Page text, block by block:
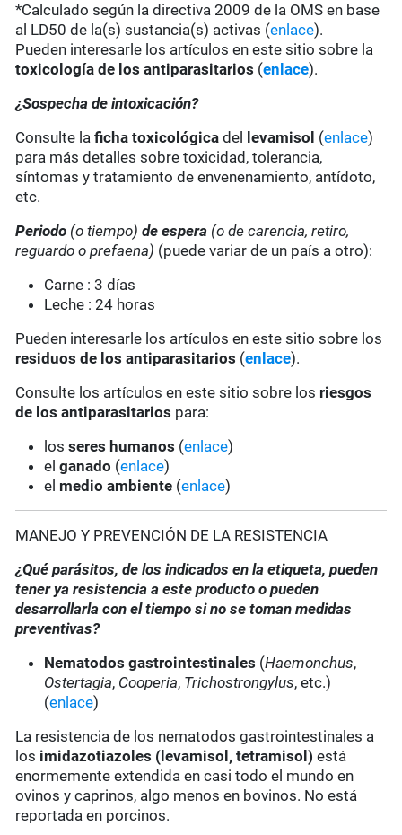
*Calculado según la directiva 2009 de la OMS en base
al LD50 de la(s) sustancia(s) activas (enlace).
Pueden interesarle los artículos en este sitio sobre la
toxicología de los antiparasitarios (enlace).
¿Sospecha de intoxicación?
Consulte laficha toxicológica del levamisol (enlace)
para más detalles sobre toxicidad, tolerancia,
síntomas y tratamiento de envenenamiento, antídoto,
etc.
Periodo (o tiempo)de espera (o de carencia, retiro,
reguardo o prefaena) (puede variar de un país a otro):
Carne : 3 días
Leche : 24 horas
Pueden interesarle los artículos en este sitio sobre los
residuos de los antiparasitarios (enlace).
Consulte los artículos en este sitio sobre los riesgos
de los antiparasitarios para:
losseres humanos (enlace)
elganado (enlace)
el medio ambiente (enlace)
MANEJO Y PREVENCIÓN DE LA RESISTENCIA
¿Qué parásitos, de los indicados en la etiqueta, pueden
tener ya resistencia a este producto o pueden
desarrollarla con el tiempo si no se toman medidas
preventivas?
Nematodos gastrointestinales (Haemonchus,
Ostertagia, Cooperia, Trichostrongylus, etc.)
(enlace)
La resistencia de los nematodos gastrointestinales a
los imidazotiazoles (levamisol, tetramisol) está
enormemente extendida en casi todo el mundo en
ovinos y caprinos, algo menos en bovinos. No está
reportada en porcinos.